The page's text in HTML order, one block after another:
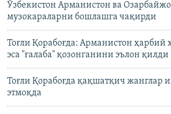
Ўзбекистон Арманистон ва
музокараларни бошлашга чақирди
Тоғли Қорабоғда: Арманистон ҳарбий
эса "ғалаба" қозонганини эълон
Тоғли Қорабоғда қақшатқич жанглар
этмоқда